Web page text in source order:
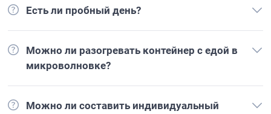
Есть ли пробный день?
Можно ли разогревать контейнер с едой в
микроволновке?
Можно ли составить индивидуальный